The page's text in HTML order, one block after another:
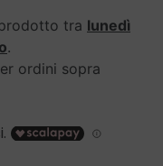
tra lunedì
.
ordini sopra